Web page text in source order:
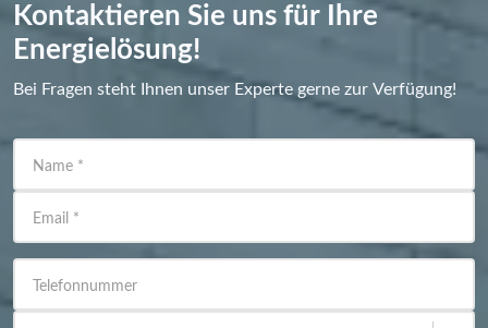
Kontaktieren Sie uns für Ihre
Energielösung!
Bei Fragen steht Ihnen unser Experte gerne zur Verfügung!
Name *
Email *
Telefonnummer